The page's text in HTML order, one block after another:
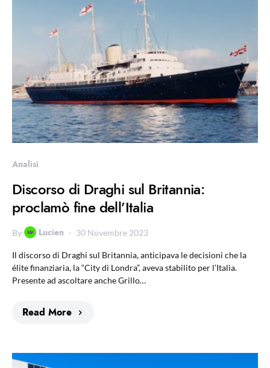
Analisi
Discorso di Draghi sul Britannia:
proclamò fine dell’Italia
By Lucien 30 Novembre 2023
Il discorso di Draghi sul Britannia, anticipava le decisioni che la
élite finanziaria, la “City di Londra”, aveva stabilito per l’Italia.
Presente ad ascoltare anche Grillo…
Read More